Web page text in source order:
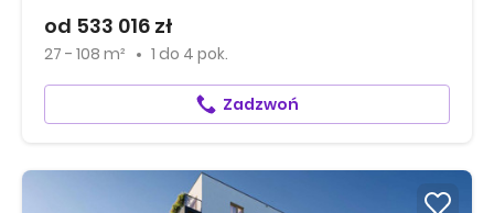
od 533 016 zł
27 - 108 m² 1 do 4 pok.
Zadzwoń